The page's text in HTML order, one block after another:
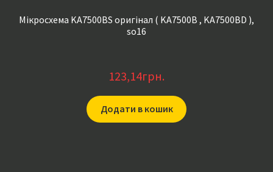
Мікросхема KA7500BS оригінал ( KA7500B , KA7500BD ),
so16
123,14грн.
Додати в кошик